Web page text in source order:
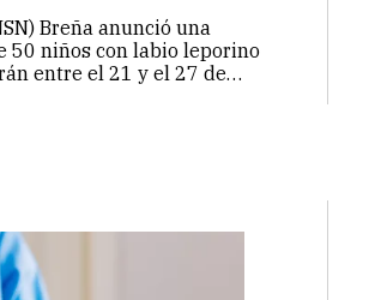
Breña anunció una
50 niños con labio leporino
entre el 21 y el 27 de